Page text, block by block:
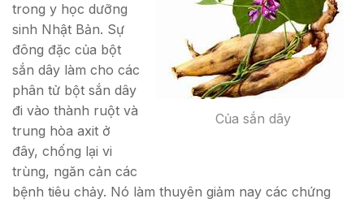
Của sắn dây
trong y học dưỡng
sinh Nhật Bản. Sự
đông đặc của bột
sắn dây làm cho các
phân tử bột sắn dây
đi vào thành ruột và
trung hòa axit ở
đây, chống lại vi
trùng, ngăn cản các
bệnh tiêu chảy. Nó làm thuyên giảm nay các chứng